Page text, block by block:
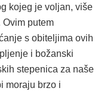
kojeg je voljan, više
putem
s obiteljima ovih
i božanski
stepenica za naše
moraju brzo i